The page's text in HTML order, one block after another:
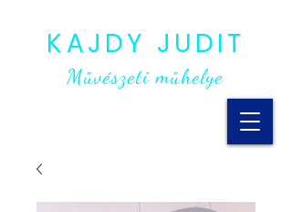
KAJDY JUDIT
Művészeti műhelye